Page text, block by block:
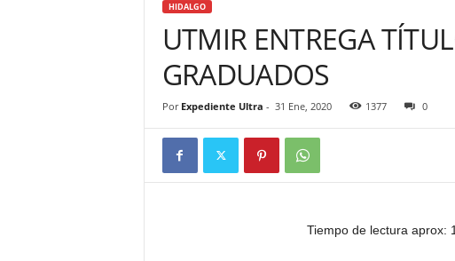
HIDALGO
UTMIR ENTREGA
GRADUADOS
Por Expediente Ultra - 31 Ene, 2020 1377 0
Tiempo de lectura aprox: